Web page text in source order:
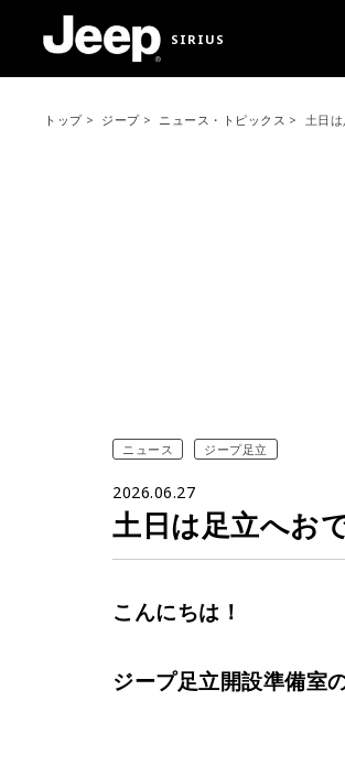
SIRIUS
トップ ジープ ニュース・トピックス 土日
ニュース ジープ足立
2026.06.27
土日は足立へ
こんにちは！
ジープ足立開設準備室